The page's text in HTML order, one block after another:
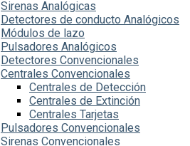
Sirenas Analógicas
Detectores de conducto Analógicos
Módulos de lazo
Pulsadores Analógicos
Detectores Convencionales
Centrales Convencionales
Centrales de Detección
Centrales de Extinción
Centrales Tarjetas
Pulsadores Convencionales
Sirenas Convencionales